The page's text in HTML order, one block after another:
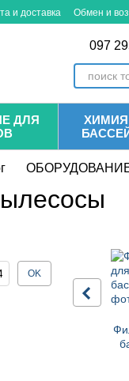
и доставка Обмен и
097
ДЛЯ
OK